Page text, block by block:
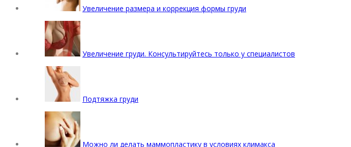
Увеличение размера и коррекция формы груди
Увеличение груди. Консультируйтесь только у специалистов
Подтяжка груди
Можно ли делать маммопластику в условиях климакса